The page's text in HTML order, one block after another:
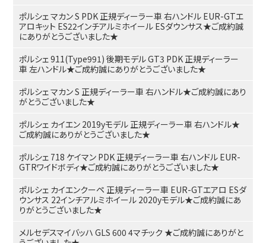
ポルシェ マカン S PDK 正規ディーラー車 右ハンドル EUR-GTエ
アロキット ES22インチアルミホイール ESダウンサス★ご成約誠
にありがとうございました★
ポルシェ 911(Type991) 後期モデル GT3 PDK 正規ディーラー
車 左ハンドル★ご成約誠にありがとうございました★
ポルシェ マカン S 正規ディーラー車 右ハンドル★ご成約誠にあり
がとうございました★
ポルシェ カイエン 2019yモデル 正規ディーラー車 右ハンドル★
ご成約誠にありがとうございました★
ポルシェ 718 ケイマン PDK 正規ディーラー車 右ハンドル EUR-
GTRワイドボディ★ご成約誠にありがとうございました★
ポルシェ カイエンクーペ 正規ディーラー車 EUR-GTエアロ ESダ
ウンサス 22インチアルミホイール 2020yモデル★ご成約誠にあ
りがとうございました★
メルセデスマイバッハ GLS 600 4マチック ★ご成約誠にありがと